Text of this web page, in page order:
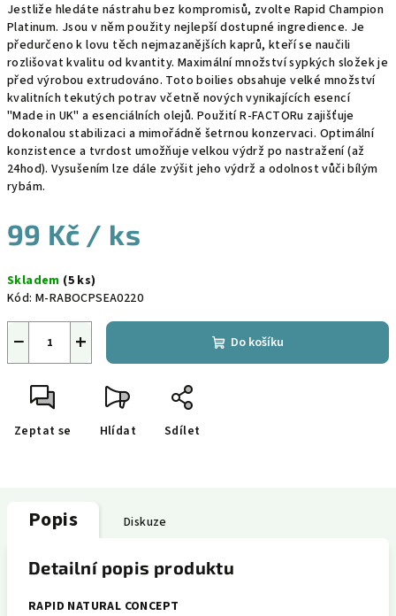
Jestliže hledáte nástrahu bez kompromisů, zvolte Rapid Champion
Platinum. Jsou v něm použity nejlepší dostupné ingredience. Je
předurčeno k lovu těch nejmazanějších kaprů, kteří se naučili
rozlišovat kvalitu od kvantity. Maximální množství sypkých složek je
před výrobou extrudováno. Toto boilies obsahuje velké množství
kvalitních tekutých potrav včetně nových vynikajících esencí
"Made in UK" a esenciálních olejů. Použití R-FACTORu zajišťuje
dokonalou stabilizaci a mimořádně šetrnou konzervaci. Optimální
konzistence a tvrdost umožňuje velkou výdrž po nastražení (až
24hod). Vysušením lze dále zvýšit jeho výdrž a odolnost vůči bílým
rybám.
99 Kč / ks
cena:
Skladem (5 ks)
Kód: M-RABOCPSEA0220
+
− Do košíku
Zeptat se Hlídat Sdílet
Popis Diskuze
Detailní popis produktu
RAPID NATURAL CONCEPT